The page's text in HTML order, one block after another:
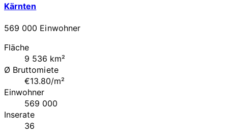
Kärnten
569 000 Einwohner
Fläche
9 536 km²
Ø Bruttomiete
€13.80/m²
Einwohner
569 000
Inserate
36